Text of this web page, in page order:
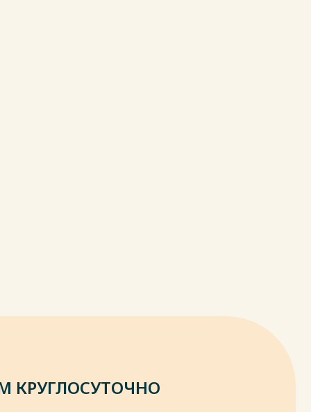
КРУГЛОСУТОЧНО